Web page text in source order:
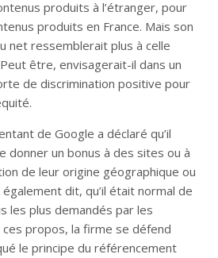
produits à l’étranger, pour
produits en France. Mais son
net ressemblerait plus à celle
être, envisagerait-il dans un
de discrimination positive pour
de Google a déclaré qu’il
donner un bonus à des sites ou à
de leur origine géographique ou
dit, qu’il était normal de
les plus demandés par les
propos, la firme se défend
le principe du référencement